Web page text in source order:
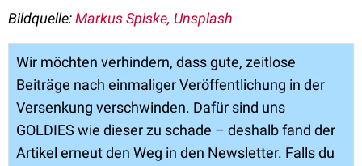
Bildquelle:Markus Spiske, Unsplash
Wir möchten verhindern, dass gute, zeitlose
Beiträge nach einmaliger Veröffentlichung in der
Versenkung verschwinden. Dafür sind uns
GOLDIES wie dieser zu schade – deshalb fand der
Artikel erneut den Weg in den Newsletter. Falls du